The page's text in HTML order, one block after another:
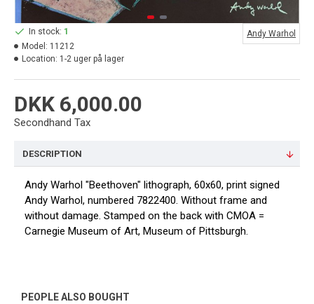
DKK 6,000.00
Secondhand Tax
In stock: 1
Model: 11212
Location: 1-2 uger på lager
Andy Warhol
DESCRIPTION
Andy Warhol "Beethoven" lithograph, 60x60, print signed
Andy Warhol, numbered 7822400. Without frame and
without damage. Stamped on the back with CMOA =
Carnegie Museum of Art, Museum of Pittsburgh.
PEOPLE ALSO BOUGHT